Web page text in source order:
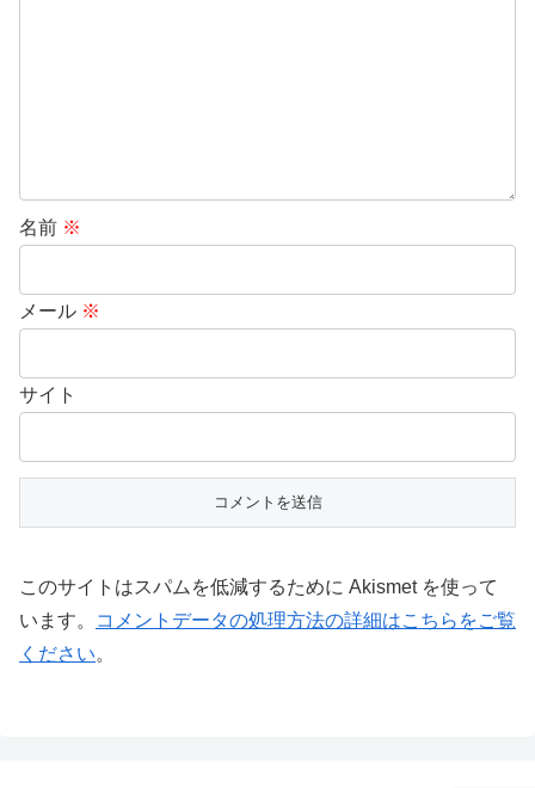
名前 ※
メール ※
サイト
このサイトはスパムを低減するために Akismet を使って
います。
コメントデータの処理方法の詳細はこちらをご覧
ください。